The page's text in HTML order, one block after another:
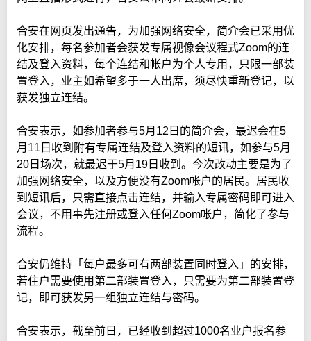
合安在网页发出通告，为加强网络安全，简介会已采用优
化安排，每名参加者会获发专属视像会议程式Zoom的连
结及登入资料，每个连结和帐户为个人专用，只限一部装
置登入，业主如希望多于一人出席，须尽快重新登记，以
获发独立连结。
合安表示，如参加者参与5月12日的简介会，最迟会在5
月11日收到附有专属连结及登入资料的短讯，如参与5月
20日场次，就最迟于5月19日收到。今次改动主要是为了
加强网络安全，以及方便没有Zoom帐户的居民。居民收
到短讯后，只需直接点击连结，并输入专属密码即可进入
会议，不用事先注册或登入任何Zoom帐户，简化了参与
流程。
合安仍维持「每户最多可有两部装置同时登入」的安排，
若住户需要使用第二部装置登入，只需要为第二部装置登
记，即可获发另一组独立连结与密码。
合安表示，截至前日，已经收到超过1000名业户报名参